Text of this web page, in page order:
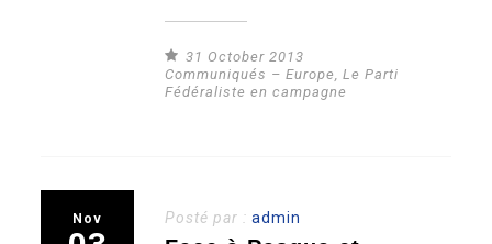
31 October 2013
Communiqués – Europe,Le Parti
Fédéraliste en campagne
Nov Posté par :admin